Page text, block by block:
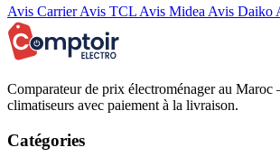
Avis CarrierAvis TCL Avis Midea Avis Daiko
Comparateur de prix électroménager au
climatiseurs avec paiement à la livraison.
Catégories